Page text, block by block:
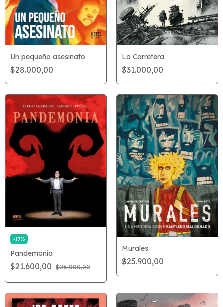
Un pequeño asesinato
$28.000,00
La Carretera
$31.000,00
-17%
Pandemonia
$21.600,00 $26.000,00
Murales
$25.900,00